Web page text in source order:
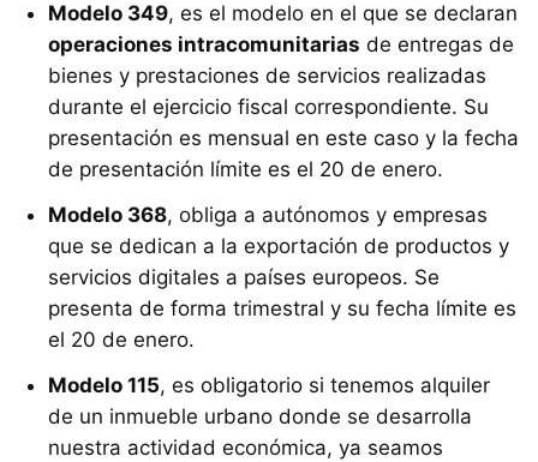
Modelo 349, es el modelo en el que se declaran
operaciones intracomunitarias de entregas de
bienes y prestaciones de servicios realizadas
durante el ejercicio fiscal correspondiente. Su
presentación es mensual en este caso y la fecha
de presentación límite es el 20 de enero.
Modelo 368, obliga a autónomos y empresas
que se dedican a la exportación de productos y
servicios digitales a países europeos. Se
presenta de forma trimestral y su fecha límite es
el 20 de enero.
Modelo 115, es obligatorio si tenemos alquiler
de un inmueble urbano donde se desarrolla
nuestra actividad económica, ya seamos